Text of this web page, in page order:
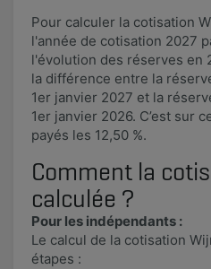
​Pour calculer la cotisation
l'année de cotisation 2027
l'évolution des réserves en
la différence entre la
1er janvier 2027 et la
1er janvier 2026. C’est sur
payés les 12,50 %. ​
Comment la
calculée ?
Pour les indépendants :
Le calcul de la cotisation
étapes :